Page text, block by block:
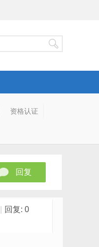
资格认证
回复
回复: 0